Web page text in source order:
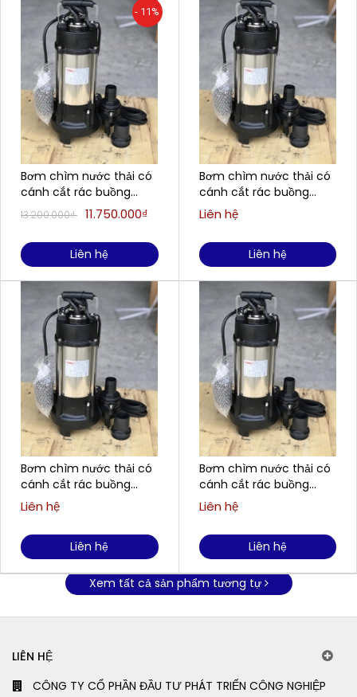
- 11%
Bơm chìm nước thải có
cánh cắt rác buồng
gang, cánh gang FIRMLY
H2200CT
13.200.000₫ 11.750.000₫
Liên hệ
Bơm chìm nước thải có
cánh cắt rác buồng
gang, cánh gang FIRMLY
H1500CT
Liên hệ
Liên hệ
Bơm chìm nước thải có
cánh cắt rác buồng
gang, cánh gang FIRMLY
H550CT
Liên hệ
Liên hệ
Bơm chìm nước thải có
cánh cắt rác buồng
gang, cánh gang FIRMLY
H2200FC
Liên hệ
Liên hệ
Xem tất cả sản phẩm tương tự
LIÊN HỆ
CÔNG TY CỔ PHẦN ĐẦU TƯ PHÁT TRIỂN CÔNG NGHIỆP